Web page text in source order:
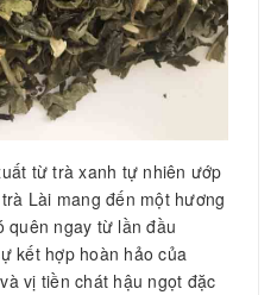
từ trà xanh tự nhiên ướp
Lài mang đến một hương
quên ngay từ lần đầu
kết hợp hoàn hảo của
vị tiền chát hậu ngọt đặc